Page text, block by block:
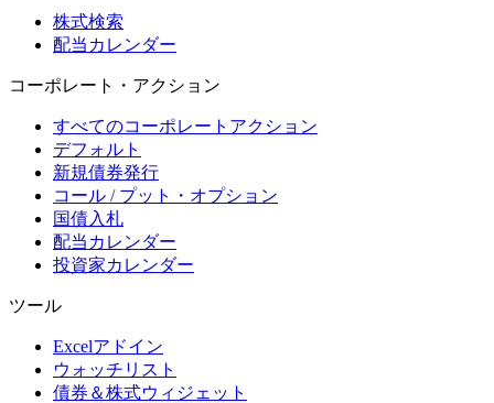
株式検索
配当カレンダー
コーポレート・アクション
すべてのコーポレートアクション
デフォルト
新規債券発行
コール / プット・オプション
国債入札
配当カレンダー
投資家カレンダー
ツール
Excelアドイン
ウォッチリスト
債券＆株式ウィジェット